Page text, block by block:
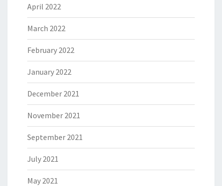
April 2022
March 2022
February 2022
January 2022
December 2021
November 2021
September 2021
July 2021
May 2021